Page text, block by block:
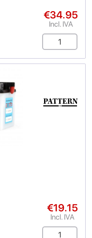
€34.95
Incl. IVA
€19.15
Incl. IVA